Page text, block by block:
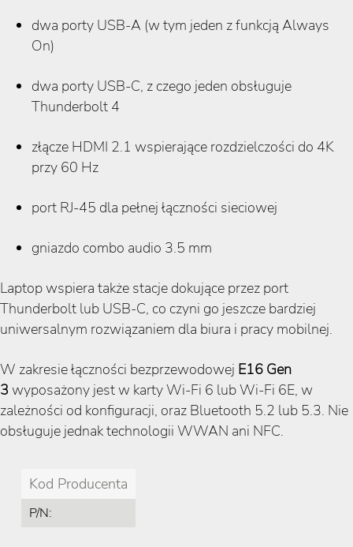
dwa porty USB-A (w tym jeden z funkcją Always
On)
dwa porty USB-C, z czego jeden obsługuje
Thunderbolt 4
złącze HDMI 2.1 wspierające rozdzielczości do 4K
przy 60 Hz
port RJ-45 dla pełnej łączności sieciowej
gniazdo combo audio 3.5 mm
Laptop wspiera także stacje dokujące przez port
Thunderbolt lub USB-C, co czyni go jeszcze bardziej
uniwersalnym rozwiązaniem dla biura i pracy mobilnej.
W zakresie łączności bezprzewodowej E16 Gen
3 wyposażony jest w karty Wi-Fi 6 lub Wi-Fi 6E, w
zależności od konfiguracji, oraz Bluetooth 5.2 lub 5.3. Nie
obsługuje jednak technologii WWAN ani NFC.
Kod Producenta
P/N: